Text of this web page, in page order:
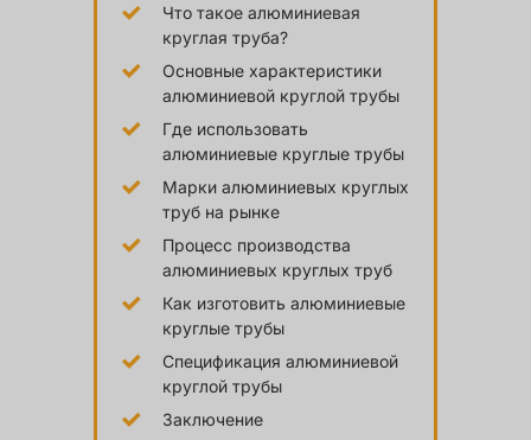
Что такое алюминиевая
круглая труба?
Основные характеристики
алюминиевой круглой трубы
Где использовать
алюминиевые круглые трубы
Марки алюминиевых круглых
труб на рынке
Процесс производства
алюминиевых круглых труб
Как изготовить алюминиевые
круглые трубы
Спецификация алюминиевой
круглой трубы
Заключение